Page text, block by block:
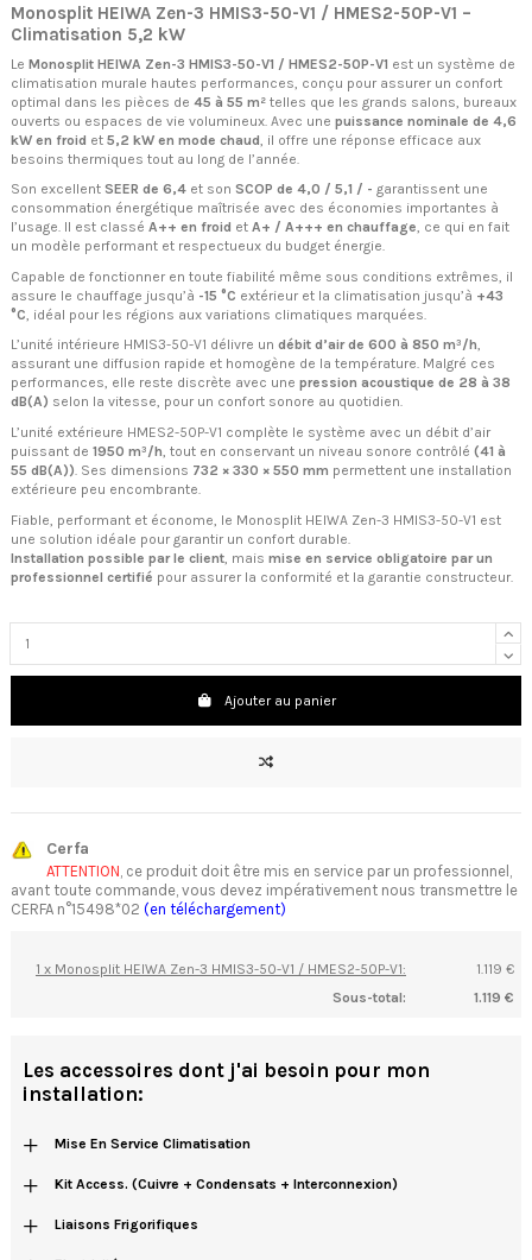
Monosplit HEIWA Zen-3 HMIS3-50-V1 / HMES2-50P-V1 –
Climatisation 5,2 kW
Le Monosplit HEIWA Zen-3 HMIS3-50-V1 / HMES2-50P-V1 est un système de
climatisation murale hautes performances, conçu pour assurer un confort
optimal dans les pièces de 45 à 55 m² telles que les grands salons, bureaux
ouverts ou espaces de vie volumineux. Avec une puissance nominale de 4,6
kW en froid et 5,2 kW en mode chaud , il offre une réponse efficace aux
besoins thermiques tout au long de l’année.
Son excellent SEER de 6,4 et son SCOP de 4,0 / 5,1 / - garantissent une
consommation énergétique maîtrisée avec des économies importantes à
l’usage. Il est classé A++ en froid et A+ / A+++ en chauffage, ce qui en fait
un modèle performant et respectueux du budget énergie.
Capable de fonctionner en toute fiabilité même sous conditions extrêmes, il
assure le chauffage jusqu’à -15 °C extérieur et la climatisation jusqu’à +43
°C , idéal pour les régions aux variations climatiques marquées.
L’unité intérieure HMIS3-50-V1 délivre un débit d’air de 600 à 850 m³/h,
assurant une diffusion rapide et homogène de la température. Malgré ces
performances, elle reste discrète avec une pression acoustique de 28 à 38
dB(A) selon la vitesse, pour un confort sonore au quotidien.
L’unité extérieure HMES2-50P-V1 complète le système avec un débit d’air
puissant de 1950 m³/h, tout en conservant un niveau sonore contrôlé (41 à
55 dB(A)). Ses dimensions 732 × 330 × 550 mm permettent une installation
extérieure peu encombrante.
Fiable, performant et économe, le Monosplit HEIWA Zen-3 HMIS3-50-V1 est
une solution idéale pour garantir un confort durable.
Installation possible par le client , mais mise en service obligatoire par un
professionnel certifié pour assurer la conformité et la garantie constructeur.
Ajouter au panier
Cerfa
ATTENTION, ce produit doit être mis en service par un professionnel,
avant toute commande, vous devez impérativement nous transmettre le
CERFA n°15498*02 (en téléchargement)
1 x Monosplit HEIWA Zen-3 HMIS3-50-V1 / HMES2-50P-V1:
1.119 €
Sous-total:
1.119 €
Les accessoires dont j'ai besoin pour mon
installation:
+ Mise En Service Climatisation
+ Kit Access. (cuivre + Condensats + Interconnexion)
+ Liaisons Frigorifiques